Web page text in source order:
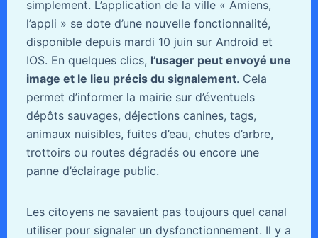
simplement. L’application de la ville « Amiens,
l’appli » se dote d’une nouvelle fonctionnalité,
disponible depuis mardi 10 juin sur Android et
IOS. En quelques clics, l’usager peut envoyé une
image et le lieu précis du signalement. Cela
permet d’informer la mairie sur d’éventuels
dépôts sauvages, déjections canines, tags,
animaux nuisibles, fuites d’eau, chutes d’arbre,
trottoirs ou routes dégradés ou encore une
panne d’éclairage public.
Les citoyens ne savaient pas toujours quel canal
utiliser pour signaler un dysfonctionnement. Il y a